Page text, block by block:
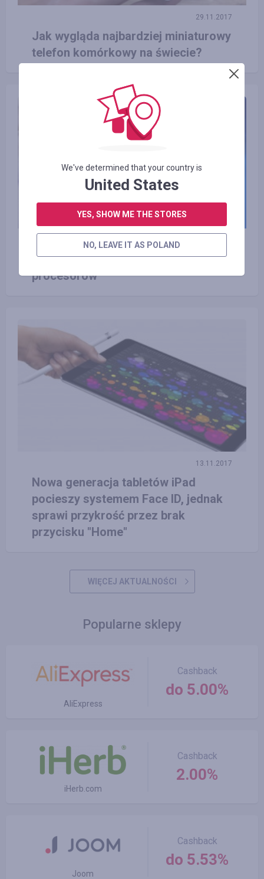
29.11.2017
Jak wygląda najbardziej miniaturowy
telefon komórkowy na świecie?
Intel odłożył produkcję nowych
procesorów
13.11.2017
Nowa generacja tabletów iPad
pocieszy systemem Face ID, jednak
sprawi przykrość przez brak
przycisku "Home"
WIĘCEJ AKTUALNOŚCI
Popularne sklepy
AliExpress
Cashback
do 5.00%
iHerb.com
Cashback
2.00%
Joom
Cashback
do 5.53%
We've determined that your country is
United States
YES, SHOW ME THE STORES
NO, LEAVE IT AS POLAND